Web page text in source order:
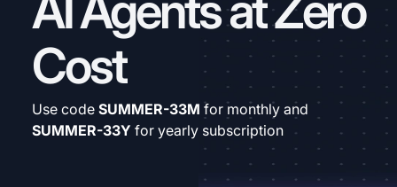
Cost
Use code SUMMER-33M for monthly and
SUMMER-33Y for yearly subscription